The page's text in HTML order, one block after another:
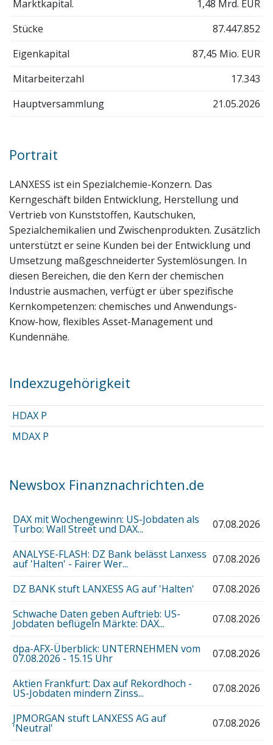
Marktkapital.
1,48 Mrd. EUR
Stücke
87.447.852
Eigenkapital
87,45 Mio. EUR
Mitarbeiterzahl
17.343
Hauptversammlung
21.05.2026
Portrait
LANXESS ist ein Spezialchemie-Konzern. Das
Kerngeschäft bilden Entwicklung, Herstellung und
Vertrieb von Kunststoffen, Kautschuken,
Spezialchemikalien und Zwischenprodukten. Zusätzlich
unterstützt er seine Kunden bei der Entwicklung und
Umsetzung maßgeschneiderter Systemlösungen. In
diesen Bereichen, die den Kern der chemischen
Industrie ausmachen, verfügt er über spezifische
Kernkompetenzen: chemisches und Anwendungs-
Know-how, flexibles Asset-Management und
Kundennähe.
Indexzugehörigkeit
HDAX P
MDAX P
Newsbox Finanznachrichten.de
DAX mit Wochengewinn: US-Jobdaten als
Turbo: Wall Street und DAX... 07.08.2026
ANALYSE-FLASH: DZ Bank belässt Lanxess
auf 'Halten' - Fairer Wer... 07.08.2026
DZ BANK stuft LANXESS AG auf 'Halten'
07.08.2026
Schwache Daten geben Auftrieb: US-
Jobdaten beflügeln Märkte: DAX... 07.08.2026
dpa-AFX-Überblick: UNTERNEHMEN vom
07.08.2026 - 15.15 Uhr 07.08.2026
Aktien Frankfurt: Dax auf Rekordhoch -
US-Jobdaten mindern Zinss... 07.08.2026
JPMORGAN stuft LANXESS AG auf
'Neutral' 07.08.2026